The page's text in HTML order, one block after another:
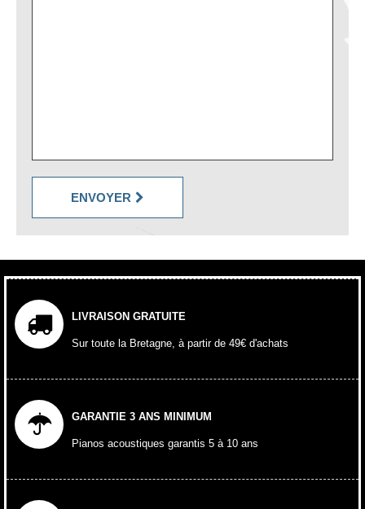
ENVOYER
LIVRAISON GRATUITE
Sur toute la Bretagne, à partir de 49€ d'achats
GARANTIE 3 ANS MINIMUM
Pianos acoustiques garantis 5 à 10 ans